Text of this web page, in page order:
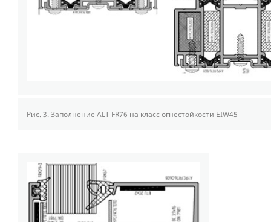
Рис. 3.Заполнение ALT FR76 на класс огнестойкости EIW45